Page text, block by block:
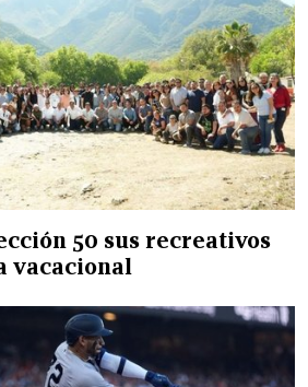
50 sus recreativos
vacacional